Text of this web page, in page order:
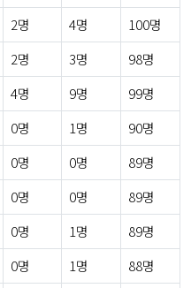
2명 4명
100명
2명 3명
98명
4명 9명
99명
0명 1명
90명
0명 0명
89명
0명 0명
89명
0명 1명
89명
0명 1명
88명